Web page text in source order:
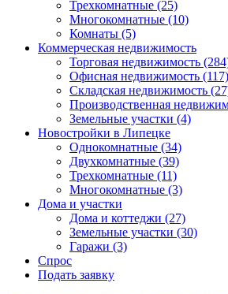
Трехкомнатные (25)
Многокомнатные (10)
Комнаты (5)
Коммерческая недвижимость
Торговая недвижимость
Офисная недвижимость (117)
Складская недвижимость
Производственная
Земельные участки (4)
Новостройки в Липецке
Однокомнатные (34)
Двухкомнатные (39)
Трехкомнатные (11)
Многокомнатные (3)
Дома и участки
Дома и коттеджи (27)
Земельные участки (30)
Гаражи (3)
Спрос
Подать заявку